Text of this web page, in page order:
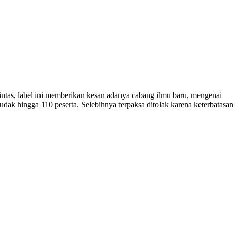
label ini memberikan kesan adanya cabang ilmu baru, mengenai
hingga 110 peserta. Selebihnya terpaksa ditolak karena keterbatasan